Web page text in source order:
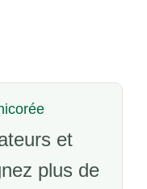
et
plus de